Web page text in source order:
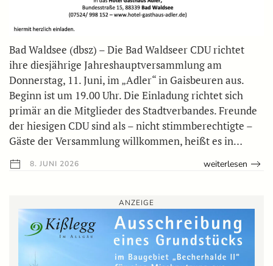
Bad Waldsee (dbsz) – Die Bad Waldseer CDU richtet
ihre diesjährige Jahreshauptversammlung am
Donnerstag, 11. Juni, im „Adler“ in Gaisbeuren aus.
Beginn ist um 19.00 Uhr. Die Einladung richtet sich
primär an die Mitglieder des Stadtverbandes. Freunde
der hiesigen CDU sind als – nicht stimmberechtigte –
Gäste der Versammlung willkommen, heißt es in…
8. JUNI 2026 weiterlesen
ANZEIGE